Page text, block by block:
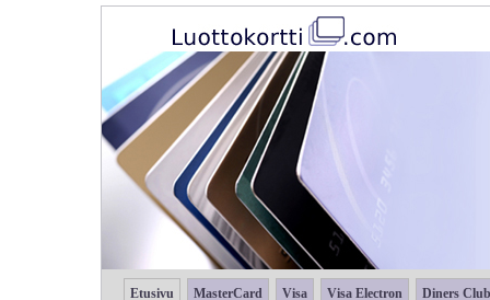
Etusivu MasterCard Visa Visa Electron Diners Club